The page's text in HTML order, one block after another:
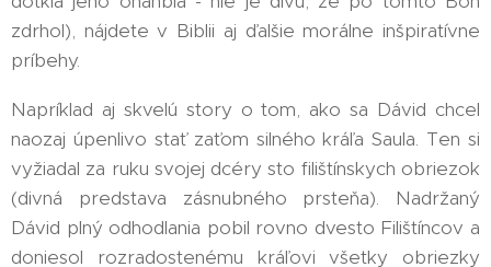
zdrhol), nájdete v Biblii aj ďalšie morálne inšpiratívne
príbehy.
Napríklad aj skvelú story o tom, ako sa Dávid chcel
naozaj úpenlivo stať zaťom silného kráľa Saula. Ten si
vyžiadal za ruku svojej dcéry sto filištínskych obriezok
(divná predstava zásnubného prsteňa). Nadržaný
Dávid plný odhodlania pobil rovno dvesto Filištíncov a
doniesol rozradostenému kráľovi všetky obriezky